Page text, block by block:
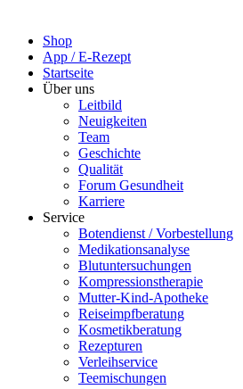
Shop
App / E-Rezept
Startseite
Über uns
Leitbild
Neuigkeiten
Team
Geschichte
Qualität
Forum Gesundheit
Karriere
Service
Botendienst / Vorbestellung
Medikationsanalyse
Blutuntersuchungen
Kompressionstherapie
Mutter-Kind-Apotheke
Reiseimpfberatung
Kosmetikberatung
Rezepturen
Verleihservice
Teemischungen